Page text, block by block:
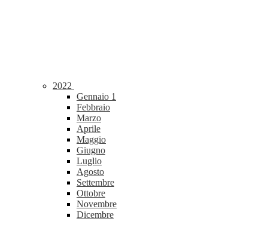
2022
Gennaio 1
Febbraio
Marzo
Aprile
Maggio
Giugno
Luglio
Agosto
Settembre
Ottobre
Novembre
Dicembre